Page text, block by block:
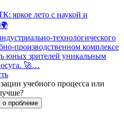
яркое лето с наукой и
технологического
производственном комплексе
юных зрителей уникальным
🚀…
учебного процесса или
о проблеме